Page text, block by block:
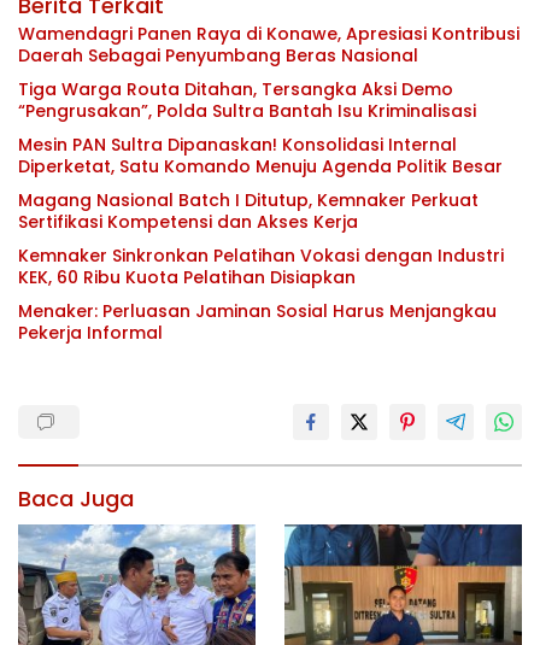
Wamendagri Panen Raya di Konawe, Apresiasi Kontribusi
Daerah Sebagai Penyumbang Beras Nasional
Tiga Warga Routa Ditahan, Tersangka Aksi Demo
“Pengrusakan”, Polda Sultra Bantah Isu Kriminalisasi
Mesin PAN Sultra Dipanaskan! Konsolidasi Internal
Diperketat, Satu Komando Menuju Agenda Politik Besar
Magang Nasional Batch I Ditutup, Kemnaker Perkuat
Sertifikasi Kompetensi dan Akses Kerja
Kemnaker Sinkronkan Pelatihan Vokasi dengan Industri
KEK, 60 Ribu Kuota Pelatihan Disiapkan
Menaker: Perluasan Jaminan Sosial Harus Menjangkau
Pekerja Informal
Baca Juga